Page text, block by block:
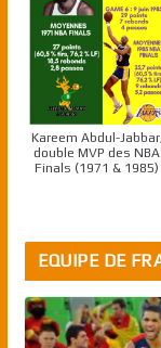
Kareem Abdul-Jabbar,
double MVP des NBA
Finals (1971 & 1985)
EQUIPE DE